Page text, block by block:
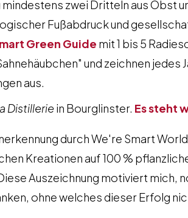
zwei Dritteln aus Obst
Fußabdruck und
Green Guide mit 1 bis 5
und zeichnen jedes
aus.
Distilleriein Bourglinster. Es steht
durch We're Smart
Kreationen auf 100 %
Auszeichnung motiviert mich,
ohne welches dieser Erfolg